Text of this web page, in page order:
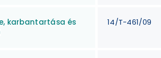
karbantartása és
14/T-461/09